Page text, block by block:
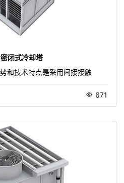
闭式冷却塔
和技术特点是采用间接接触
671